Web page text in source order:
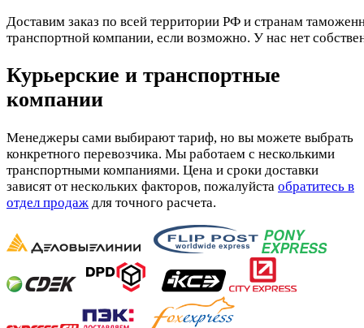
Доставим заказ по всей территории РФ и странам
транспортной компании, если возможно. У нас нет
Курьерские и транспортные
компании
Менеджеры сами выбирают тариф, но вы можете выбрать
конкретного перевозчика. Мы работаем с несколькими
транспортными компаниями. Цена и сроки доставки
зависят от нескольких факторов, пожалуйста обратитесь в
отдел продаж для точного расчета.